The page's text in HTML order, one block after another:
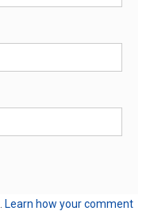
Learn how your comment